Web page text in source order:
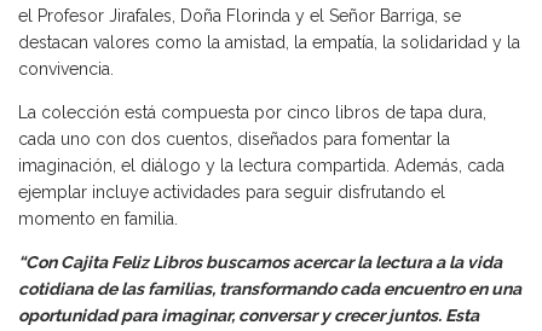
el Profesor Jirafales, Doña Florinda y el Señor Barriga, se
destacan valores como la amistad, la empatía, la solidaridad y la
convivencia.
La colección está compuesta por cinco libros de tapa dura,
cada uno con dos cuentos, diseñados para fomentar la
imaginación, el diálogo y la lectura compartida. Además, cada
ejemplar incluye actividades para seguir disfrutando el
momento en familia.
“Con Cajita Feliz Libros buscamos acercar la lectura a la vida
cotidiana de las familias, transformando cada encuentro en una
oportunidad para imaginar, conversar y crecer juntos. Esta